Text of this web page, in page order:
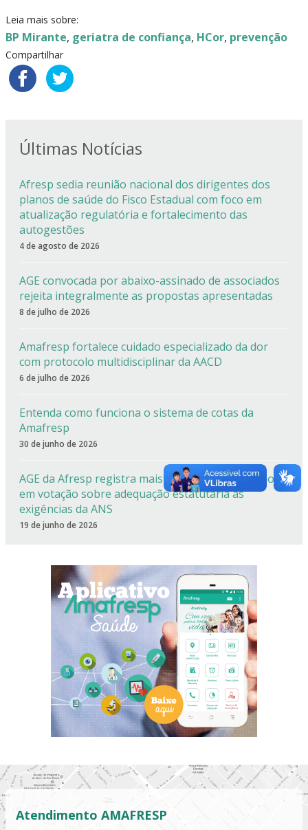
Leia mais sobre:
BP Mirante, geriatra de confiança, HCor, prevenção
Compartilhar
Últimas Notícias
Afresp sedia reunião nacional dos dirigentes dos
planos de saúde do Fisco Estadual com foco em
atualização regulatória e fortalecimento das
autogestões
4 de agosto de 2026
AGE convocada por abaixo-assinado de associados
rejeita integralmente as propostas apresentadas
8 de julho de 2026
Amafresp fortalece cuidado especializado da dor
com protocolo multidisciplinar da AACD
6 de julho de 2026
Entenda como funciona o sistema de cotas da
Amafresp
30 de junho de 2026
AGE da Afresp registra mais de 90% de aprovação
em votação sobre adequação estatutária às
exigências da ANS
19 de junho de 2026
Atendimento AMAFRESP